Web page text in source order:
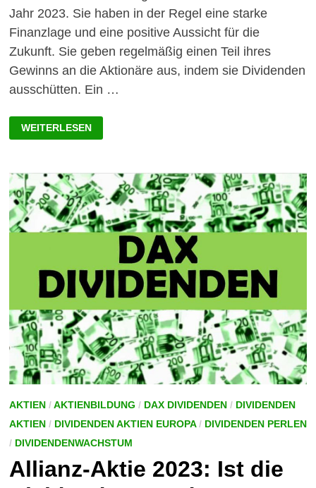
Jahr 2023. Sie haben in der Regel eine starke
Finanzlage und eine positive Aussicht für die
Zukunft. Sie geben regelmäßig einen Teil ihres
Gewinns an die Aktionäre aus, indem sie Dividenden
ausschütten. Ein …
DIVIDENDEN-
KÖNIGE
2023:
DER
TOP-
AKTIEN
WEITERLESEN
AKTIEN/AKTIENBILDUNG / DAX DIVIDENDEN/ DIVIDENDEN
AKTIEN/ DIVIDENDEN AKTIEN EUROPA/ DIVIDENDEN PERLEN
/ DIVIDENDENWACHSTUM
Allianz-Aktie 2023: Ist die